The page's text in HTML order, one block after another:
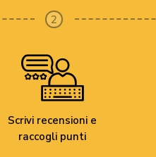
2
Scrivi recensioni e
raccogli punti